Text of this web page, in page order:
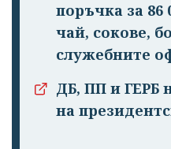
поръчка за 86
чай, сокове,
служебните
ДБ, ПП и ГЕРБ
на